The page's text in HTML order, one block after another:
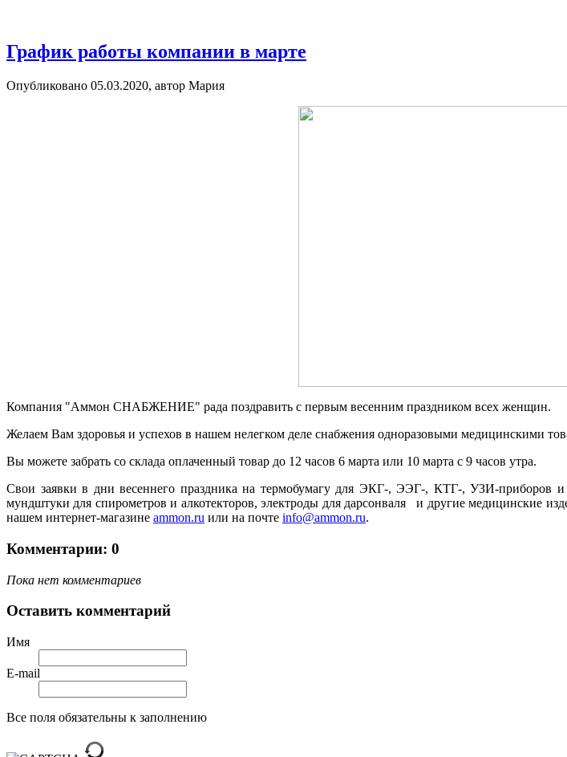
График работы компании в марте
Опубликовано 05.03.2020, автор Мария
Компания "Аммон СНАБЖЕНИЕ" рада поздравить с первым весенним праздником всех женщин.
Желаем Вам здоровья и успехов в нашем нелегком деле снабжения одноразовыми медицинскими
Вы можете забрать со склада оплаченный товар до 12 часов 6 марта или 10 марта с 9 часов утра.
Свои заявки в дни весеннего праздника на термобумагу для ЭКГ-, ЭЭГ-, КТГ-, УЗИ-приборов и
мундштуки для спирометров и алкотекторов,электроды для дарсонваляи другие медицинские
нашем интернет-магазине ammon.ru или на почте info@ammon.ru.
Комментарии: 0
Пока нет комментариев
Оставить комментарий
Имя
E-mail
Все поля обязательны к заполнению